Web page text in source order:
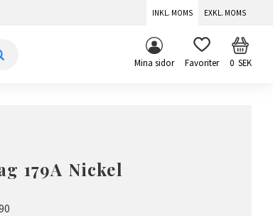
INKL. MOMS EXKL. MOMS
Mina sidor FAVORITER 0SEK
179A Nickel